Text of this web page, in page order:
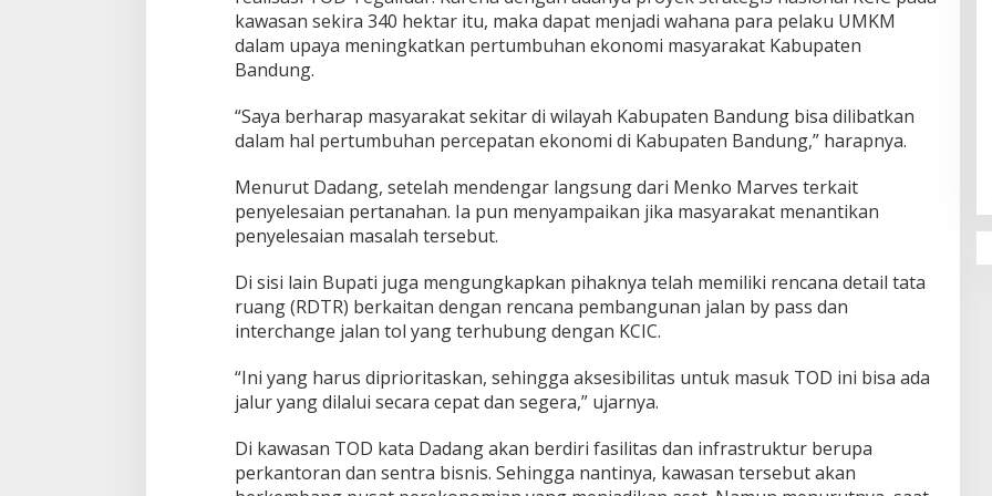
n
P
e
u
m
h
a
n
k
o
n
o
i
kawasan sekira 340 hektar itu, maka dapat menjadi wahana para pelaku UMKM
dalam upaya meningkatkan pertumbuhan ekonomi masyarakat Kabupaten
Bandung.
“Saya berharap masyarakat sekitar di wilayah Kabupaten Bandung bisa dilibatkan
dalam hal pertumbuhan percepatan ekonomi di Kabupaten Bandung,” harapnya.
Menurut Dadang, setelah mendengar langsung dari Menko Marves terkait
penyelesaian pertanahan. Ia pun menyampaikan jika masyarakat menantikan
penyelesaian masalah tersebut.
Di sisi lain Bupati juga mengungkapkan pihaknya telah memiliki rencana detail tata
ruang (RDTR) berkaitan dengan rencana pembangunan jalan by pass dan
interchange jalan tol yang terhubung dengan KCIC.
“Ini yang harus diprioritaskan, sehingga aksesibilitas untuk masuk TOD ini bisa ada
jalur yang dilalui secara cepat dan segera,” ujarnya.
Di kawasan TOD kata Dadang akan berdiri fasilitas dan infrastruktur berupa
perkantoran dan sentra bisnis. Sehingga nantinya, kawasan tersebut akan
Penguatan Pendidikan Agama dan
Karakter Sekolah Nur Al Rahman
Mempelajarinya